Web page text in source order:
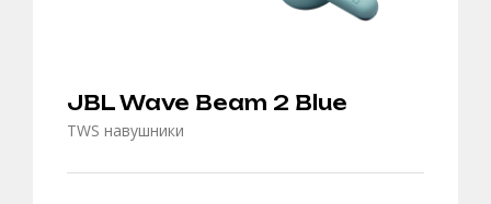
JBL Wave Beam 2 Blue
TWS навушники